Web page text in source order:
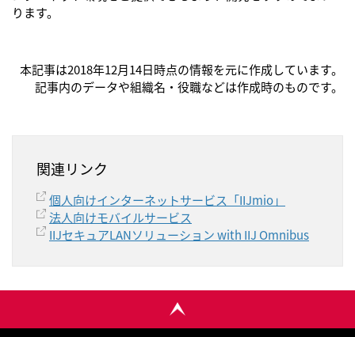
ります。
本記事は2018年12月14日時点の情報を元に作成しています。
記事内のデータや組織名・役職などは作成時のものです。
関連リンク
個人向けインターネットサービス「IIJmio」
法人向けモバイルサービス
IIJセキュアLANソリューション with IIJ Omnibus